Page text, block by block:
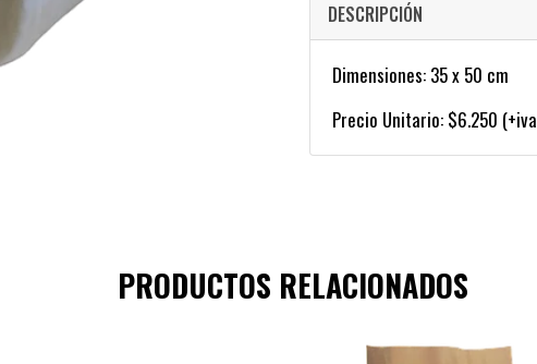
DESCRIPCIÓN
Dimensiones: 35 x 50 cm
Precio Unitario: $6.250
PRODUCTOS RELACIONADOS